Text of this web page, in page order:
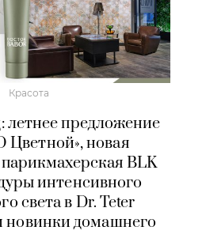
Красота
летнее предложение
Цветной», новая
BLK
интенсивного
света в Dr. Teter
новинки домашнего